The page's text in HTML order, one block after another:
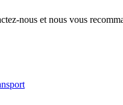
nous et nous vous